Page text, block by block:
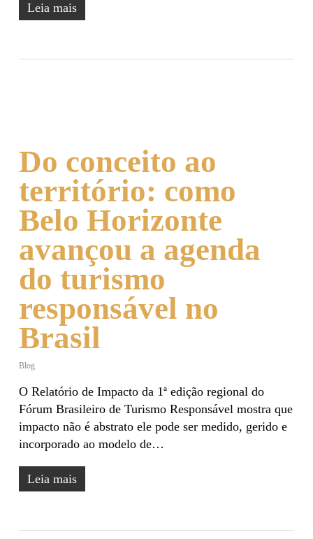
Leia mais
Do conceito ao
território: como
Belo Horizonte
avançou a agenda
do turismo
responsável no
Brasil
Blog
O Relatório de Impacto da 1ª edição regional do
Fórum Brasileiro de Turismo Responsável mostra que
impacto não é abstrato ele pode ser medido, gerido e
incorporado ao modelo de…
Leia mais